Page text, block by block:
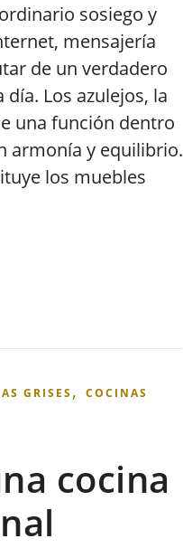
sosiego y
mensajería
de un verdadero
Los azulejos, la
una función dentro
armonía y equilibrio.
los muebles
GRISES, COCINAS
cocina